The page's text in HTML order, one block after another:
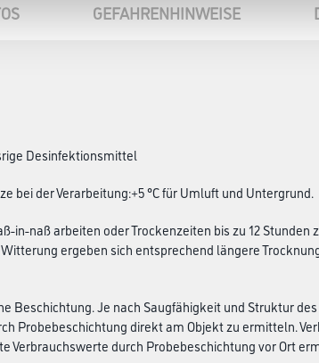
GEFAHRENHINWEISE
Desinfektionsmittel
bei der Verarbeitung:+5 °C für Umluft und Untergrund.
in-naß arbeiten oder Trockenzeiten bis zu 12
ergeben sich entsprechend längere
Beschichtung. Je nach Saugfähigkeit und Struktur
Probebeschichtung direkt am Objekt zu ermitteln.
Verbrauchswerte durch Probebeschichtung vor Ort